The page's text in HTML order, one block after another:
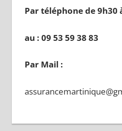
Par téléphone de 9h30
au : 09 53 59 38 83
Par Mail :